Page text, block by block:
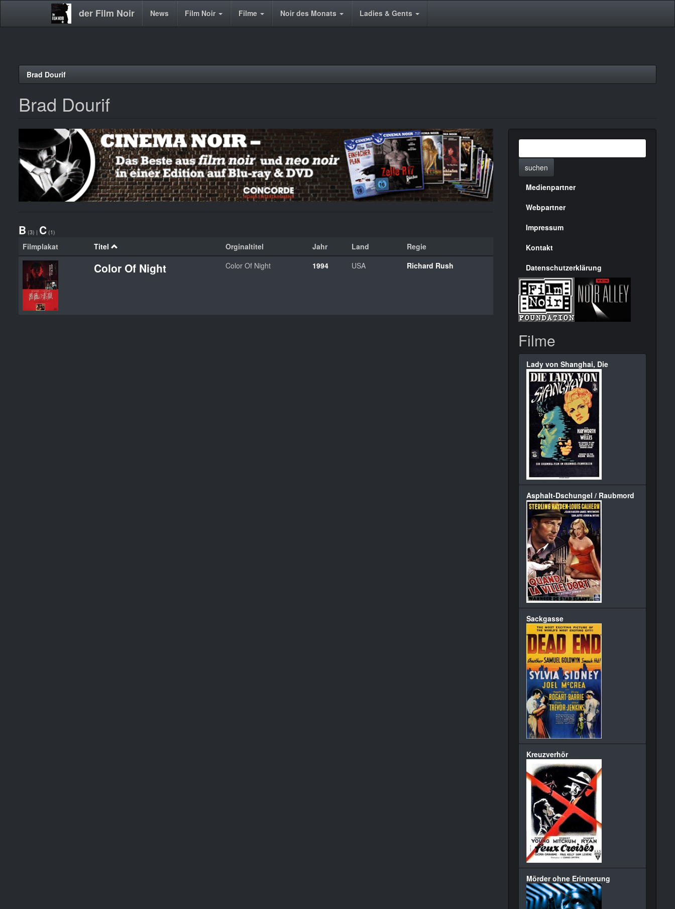
der Film Noir
Main News Film Noir Filme Noir des Monats Ladies & Gents
Brad Dourif
Brad Dourif
B (3) | C (1)
Filmplakat Titel Orginaltitel Jahr Land Regie
Color Of Night Color Of Night 1994 USA Richard Rush
suchen
Menülinks
rechte
Seite
Medienpartner
Webpartner
Impressum
Kontakt
Datenschutzerklärung
Filme
Lady von Shanghai, Die
Asphalt-Dschungel / Raubmord
Sackgasse
Kreuzverhör
Mörder ohne Erinnerung